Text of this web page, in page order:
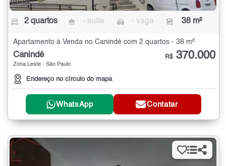
2 quartos - suíte - vaga 38 m²
Apartamento à Venda no Canindé com 2 quartos - 38 m²
Canindé
Zona Leste - São Paulo
Endereço no círculo do mapa
R$ 370.000
WhatsApp Contatar